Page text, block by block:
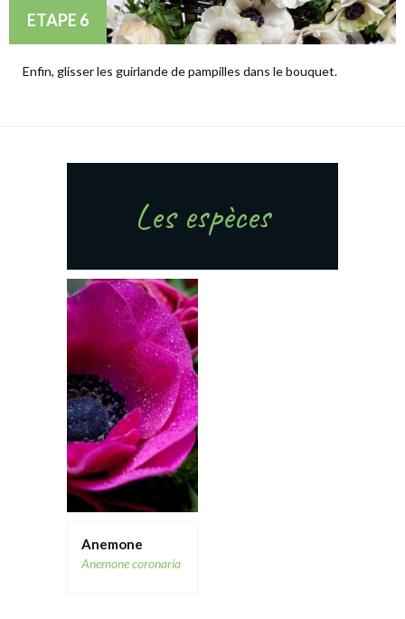
ETAPE 6
Enfin, glisser les guirlande de pampilles dans le bouquet.
Les espèces
Anemone
Anemone coronaria